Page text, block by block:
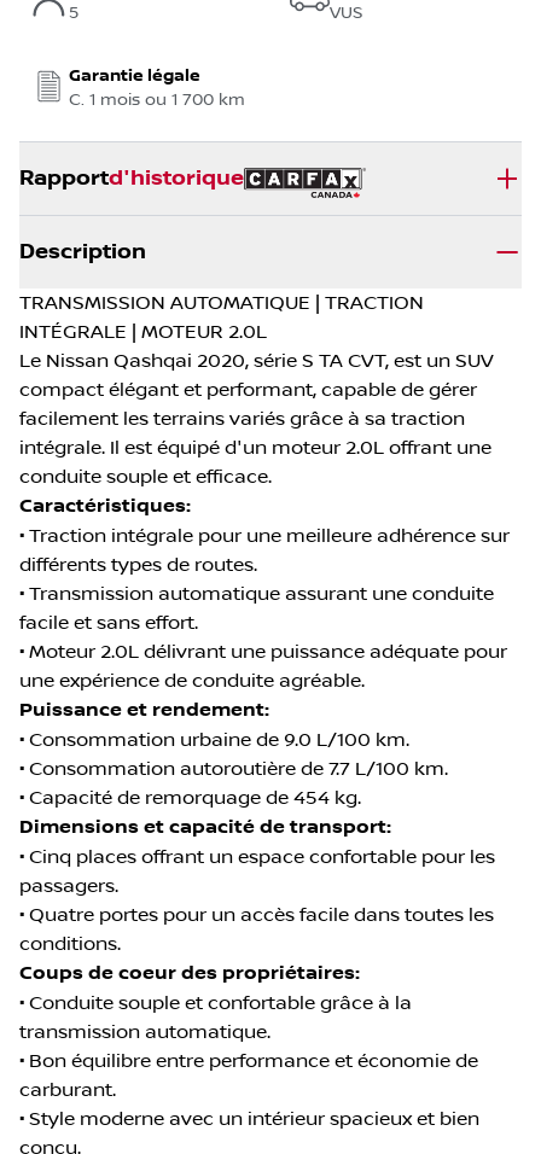
5 VUS
Garantie légale
C. 1 mois ou 1 700 km
Rapportd'historique
Description
TRANSMISSION AUTOMATIQUE | TRACTION
INTÉGRALE | MOTEUR 2.0L
Le Nissan Qashqai 2020, série S TA CVT, est un SUV
compact élégant et performant, capable de gérer
facilement les terrains variés grâce à sa traction
intégrale. Il est équipé d'un moteur 2.0L offrant une
conduite souple et efficace.
Caractéristiques:
• Traction intégrale pour une meilleure adhérence sur
différents types de routes.
• Transmission automatique assurant une conduite
facile et sans effort.
• Moteur 2.0L délivrant une puissance adéquate pour
une expérience de conduite agréable.
Puissance et rendement:
• Consommation urbaine de 9.0 L/100 km.
• Consommation autoroutière de 7.7 L/100 km.
• Capacité de remorquage de 454 kg.
Dimensions et capacité de transport:
• Cinq places offrant un espace confortable pour les
passagers.
• Quatre portes pour un accès facile dans toutes les
conditions.
Coups de coeur des propriétaires:
• Conduite souple et confortable grâce à la
transmission automatique.
• Bon équilibre entre performance et économie de
carburant.
• Style moderne avec un intérieur spacieux et bien
conçu.